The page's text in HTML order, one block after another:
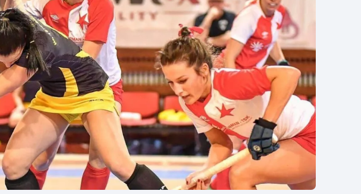
Curling
Dostihy
Florbal
Futsal
Golf
Gymnastika
Moderní pětiboj
Olympijské hry
Parasport
Plavání
Plážový volejbal
Triatlon
Veslování
Vodní slalom
Volejbal
Ostatní